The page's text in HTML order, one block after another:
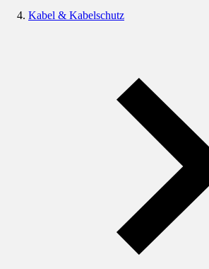
Kabel & Kabelschutz